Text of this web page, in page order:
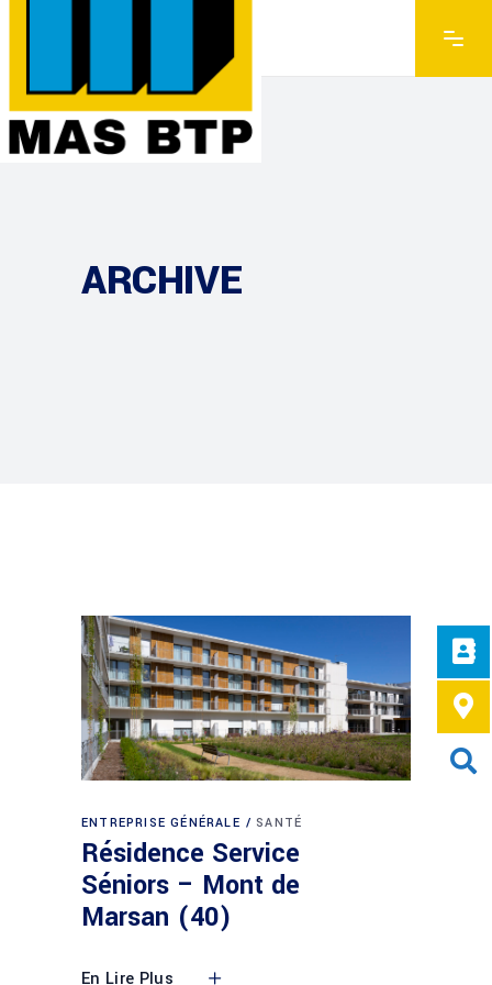
ARCHIVE
ENTREPRISE GÉNÉRALE SANTÉ
Résidence Service
Séniors – Mont de
Marsan (40)
En Lire Plus